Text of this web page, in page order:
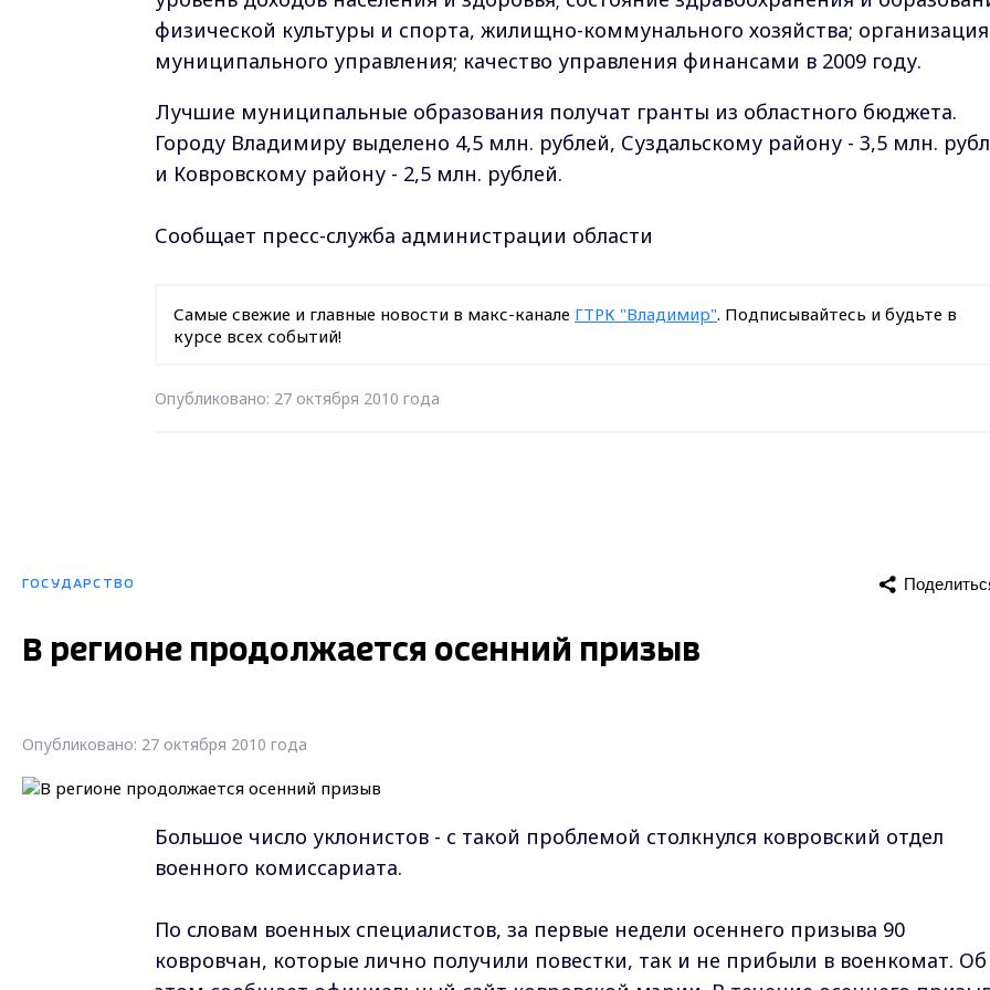
физической культуры и спорта, жилищно-коммунального хозяйства; организация
муниципального управления; качество управления финансами в 2009 году.
Лучшие муниципальные образования получат гранты из областного бюджета.
Городу Владимиру выделено 4,5 млн. рублей, Суздальскому району - 3,5 млн.
и Ковровскому району - 2,5 млн. рублей.
Сообщает пресс-служба администрации области
Самые свежие и главные новости в макс-канале ГТРК "Владимир". Подписывайтесь и будьте в
курсе всех событий!
Опубликовано: 27 октября 2010 года
ГОСУДАРСТВО
В регионе продолжается осенний призыв
Опубликовано: 27 октября 2010 года
Большое число уклонистов - с такой проблемой столкнулся ковровский отдел
военного комиссариата.
По словам военных специалистов, за первые недели осеннего призыва 90
ковровчан, которые лично получили повестки, так и не прибыли в военкомат. Об